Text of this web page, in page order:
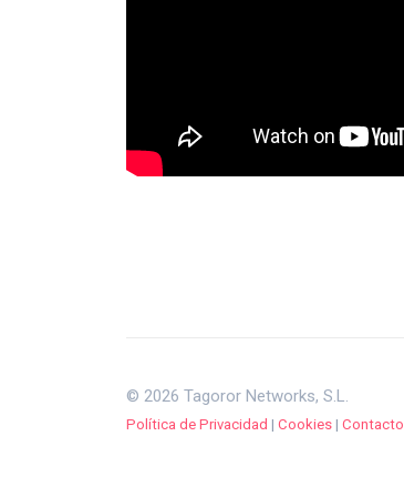
© 2026 Tagoror Networks, S.L.
Política de Privacidad | Cookies | Contacto